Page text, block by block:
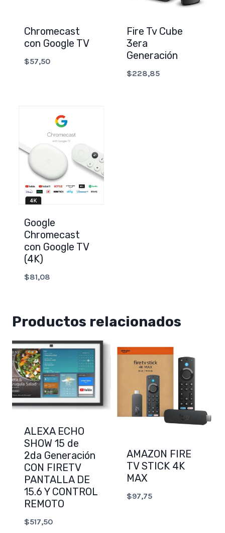
Chromecast
con Google TV
$57,50
Fire Tv Cube
3era
Generación
$228,85
Google
Chromecast
con Google TV
(4K)
$81,08
Productos relacionados
ALEXA ECHO
SHOW 15 de
2da Generación
CON FIRETV
PANTALLA DE
15.6 Y CONTROL
REMOTO
$517,50
AMAZON FIRE
TV STICK 4K
MAX
$97,75